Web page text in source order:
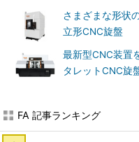
さまざまな形状
立形CNC旋盤
最新型CNC装置
タレットCNC旋
FA 記事ランキング